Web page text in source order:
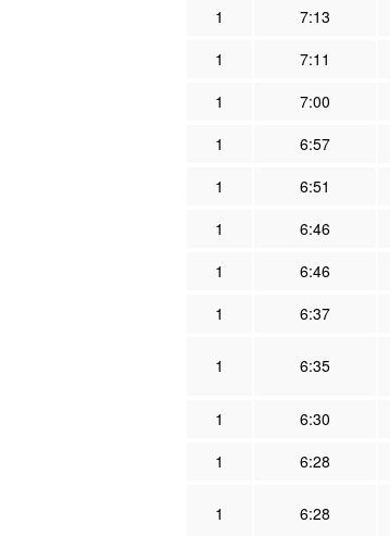
1
7:13
1
7:11
1
7:00
1
6:57
1
6:51
1
6:46
1
6:46
1
6:37
1 6:35
1
6:30
1
6:28
1 6:28